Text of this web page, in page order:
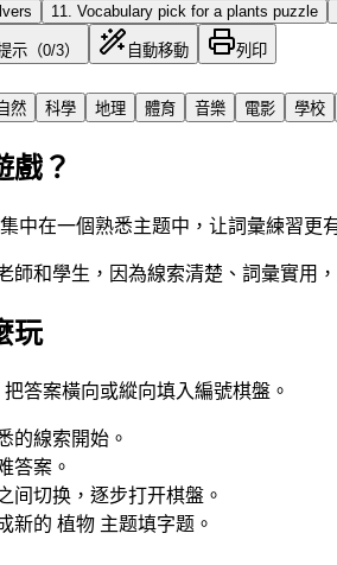
11 Vocabulary pick for a plants puzzle
示（0/3） 自動移動 列印
然 科學 地理 體育 音樂 電影 學校
戲？
中在一個熟悉主题中，让詞彙練習更
師和學生，因為線索清楚、詞彙實用
玩
答案橫向或縱向填入編號棋盤。
的線索開始。
答案。
间切换，逐步打开棋盤。
新的 植物 主题填字题。